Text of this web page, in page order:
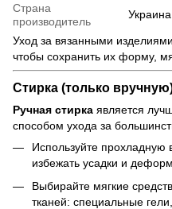
Страна
производитель
Украина
Уход за вязанными
чтобы сохранить их форму,
Стирка (только
Ручная стирка является
способом ухода за
Используйте
избежать усадки и
Выбирайте мягкие
тканей: специальные